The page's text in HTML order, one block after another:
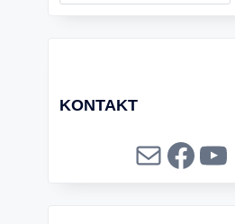
KONTAKT
Mail